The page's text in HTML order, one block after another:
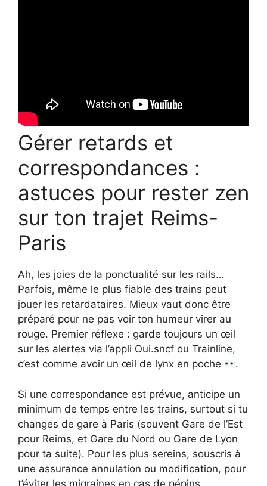
Gérer retards et
correspondances :
astuces pour rester zen
sur ton trajet Reims-
Paris
Ah, les joies de la ponctualité sur les rails…
Parfois, même le plus fiable des trains peut
jouer les retardataires. Mieux vaut donc être
préparé pour ne pas voir ton humeur virer au
rouge. Premier réflexe : garde toujours un œil
sur les alertes via l’appli Oui.sncf ou Trainline,
c’est comme avoir un œil de lynx en poche
.
Si une correspondance est prévue, anticipe un
minimum de temps entre les trains, surtout si tu
changes de gare à Paris (souvent Gare de l’Est
pour Reims, et Gare du Nord ou Gare de Lyon
pour ta suite). Pour les plus sereins, souscris à
une assurance annulation ou modification, pour
t’éviter les migraines en cas de pépins.